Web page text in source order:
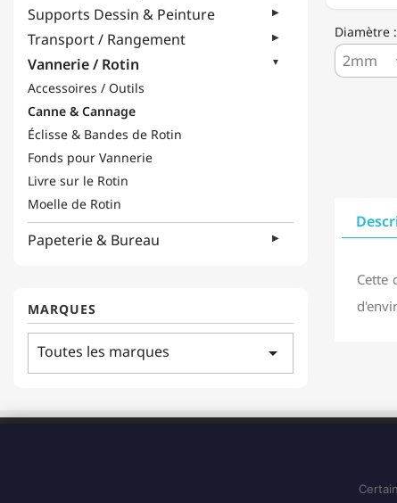
Supports Dessin & Peinture
Transport / Rangement
Vannerie / Rotin
Accessoires / Outils
Canne & Cannage
Éclisse & Bandes de Rotin
Fonds pour Vannerie
Livre sur le Rotin
Moelle de Rotin
Papeterie & Bureau
MARQUES
Toutes les marques arrow_drop_down
Diamètre
Cette